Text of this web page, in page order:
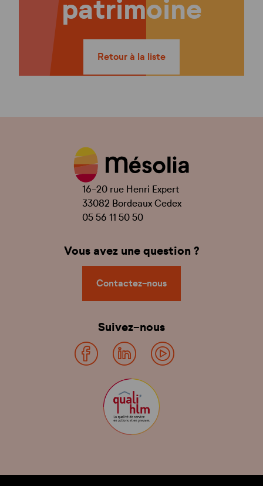
patrimoine
Retour à la liste
16-20 rue Henri Expert
33082 Bordeaux Cedex
05 56 11 50 50
Vous avez une question ?
Contactez-nous
Suivez-nous